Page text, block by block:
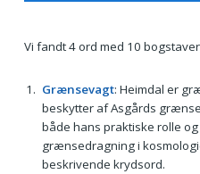
Vi fandt 4 ord med 10
Grænsevagt: Heimdal er
beskytter af Asgårds
både hans praktiske rolle
grænsedragning i
beskrivende krydsord.